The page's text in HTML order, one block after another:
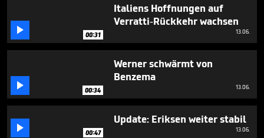
 00:31
Italiens Hoffnungen auf
Verratti-Rückkehr wachsen
13.06.
 00:34
Werner schwärmt von
Benzema
13.06.
 00:47
Update: Eriksen weiter stabil
13.06.